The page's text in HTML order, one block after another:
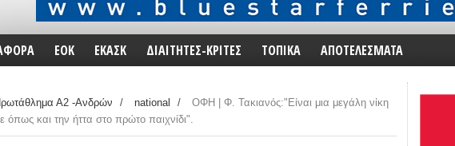
ΕΟΚ ΕΚΑΣΚ ΔΙΑΙΤΗΤΕΣ-ΚΡΙΤΕΣ ΤΟΠΙΚΑ ΑΠΟΤΕΛΕΣΜΑΤΑ
Α2 -Ανδρών / national /
ΟΦΗ | Φ. Τακιανός:"Είναι μια μεγάλη νίκη
όπως και την ήττα στο πρώτο παιχνίδι".